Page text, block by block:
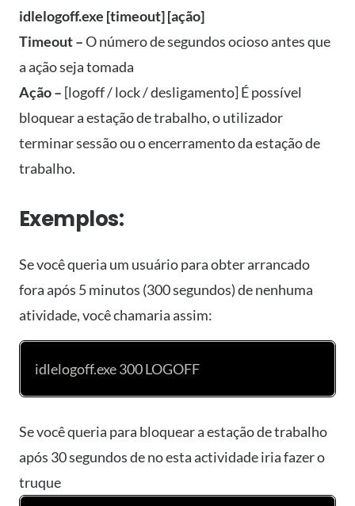
idlelogoff.exe [timeout] [ação]
Timeout –O número de segundos ocioso antes que
a ação seja tomada
Ação – [logoff / lock / desligamento] É possível
bloquear a estação de trabalho, o utilizador
terminar sessão ou o encerramento da estação de
trabalho.
Exemplos:
Se você queria um usuário para obter arrancado
fora após 5 minutos (300 segundos) de nenhuma
atividade, você chamaria assim:
idlelogoff.exe 300 LOGOFF
Se você queria para bloquear a estação de trabalho
após 30 segundos de no esta actividade iria fazer o
truque